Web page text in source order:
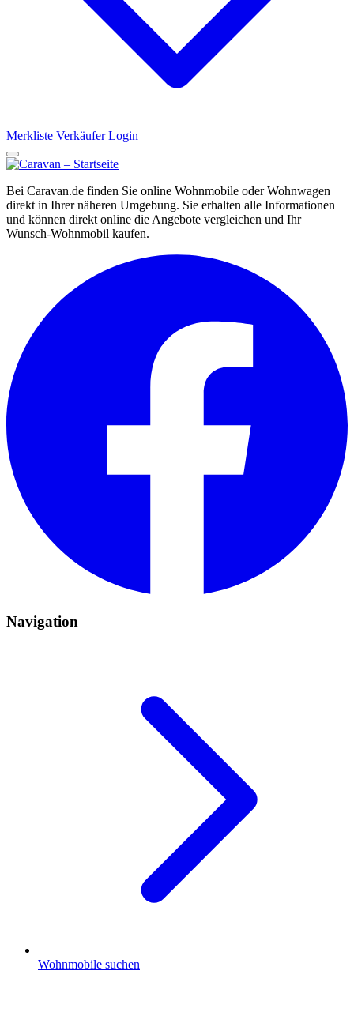
Merkliste Verkäufer Login
Bei Caravan.de finden Sie online Wohnmobile oder Wohnwagen
direkt in Ihrer näheren Umgebung. Sie erhalten alle Informationen
und können direkt online die Angebote vergleichen und Ihr
Wunsch-Wohnmobil kaufen.
Navigation
Wohnmobile suchen